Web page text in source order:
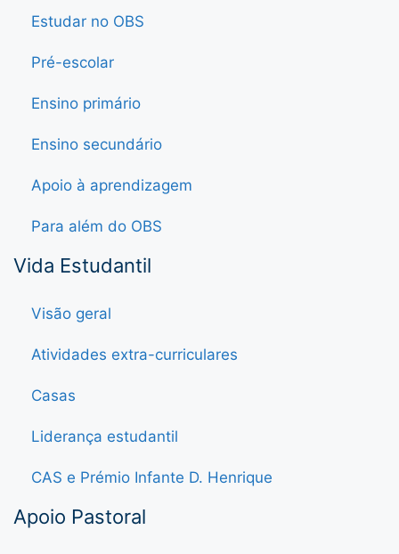
Estudar no OBS
Pré-escolar
Ensino primário
Ensino secundário
Apoio à aprendizagem
Para além do OBS
Vida Estudantil
Visão geral
Atividades extra-curriculares
Casas
Liderança estudantil
CAS e Prémio Infante D. Henrique
Apoio Pastoral